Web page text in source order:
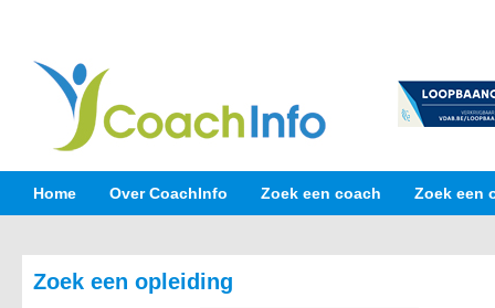
Home Over CoachInfo Zoek een coach Zoek een
Zoek een opleiding